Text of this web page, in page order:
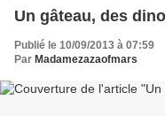
Un gâteau, des
Publié le 10/09/2013 à 07:59
Par Madamezazaofmars